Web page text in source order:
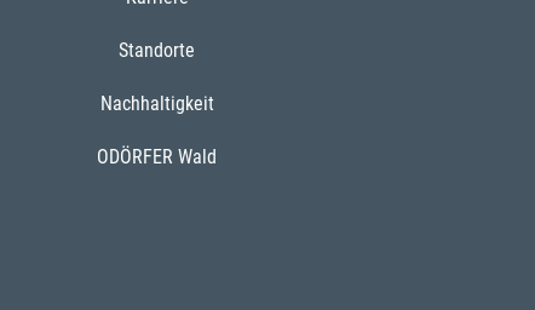
Standorte
Nachhaltigkeit
ODÖRFER Wald